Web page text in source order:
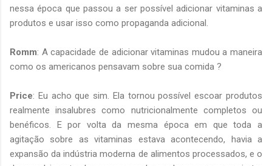
nessa época que passou a ser possível adicionar vitaminas a
produtos e usar isso como propaganda adicional.
Romm: A capacidade de adicionar vitaminas mudou a maneira
como os americanos pensavam sobre sua comida ?
Price: Eu acho que sim. Ela tornou possível escoar produtos
realmente insalubres como nutricionalmente completos ou
benéficos. E por volta da mesma época em que toda a
agitação sobre as vitaminas estava acontecendo, havia a
expansão da indústria moderna de alimentos processados, e o